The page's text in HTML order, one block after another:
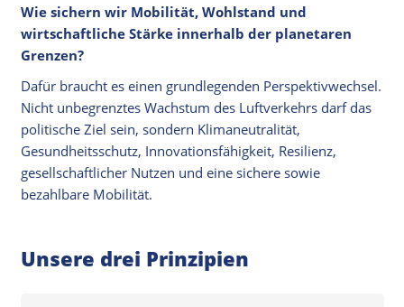
Wie sichern wir Mobilität, Wohlstand und
wirtschaftliche Stärke innerhalb der planetaren
Grenzen?
Dafür braucht es einen grundlegenden Perspektivwechsel.
Nicht unbegrenztes Wachstum des Luftverkehrs darf das
politische Ziel sein, sondern Klimaneutralität,
Gesundheitsschutz, Innovationsfähigkeit, Resilienz,
gesellschaftlicher Nutzen und eine sichere sowie
bezahlbare Mobilität.
Unsere drei Prinzipien